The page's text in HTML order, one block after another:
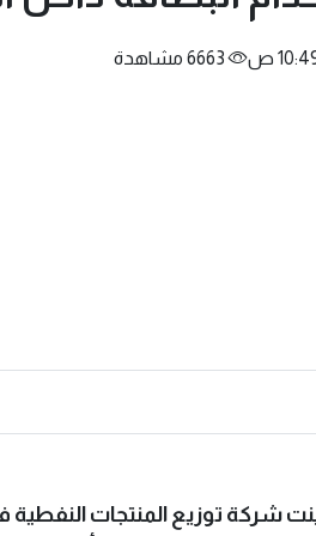
6663 مشاهدة
شركة توزيع المنتجات النفطية